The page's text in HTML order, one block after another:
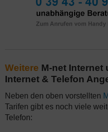
Weitere M-net Internet
Internet & Telefon
Neben den oben vorstellten
Tarifen gibt es noch viele
Telefon: